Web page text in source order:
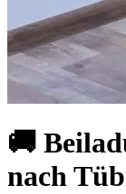
🚚
nach